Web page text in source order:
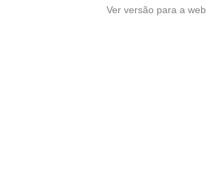
Ver versão para a web